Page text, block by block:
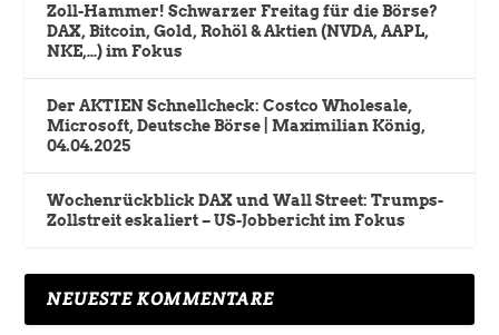
Zoll-Hammer! Schwarzer Freitag für die Börse?
DAX, Bitcoin, Gold, Rohöl & Aktien (NVDA, AAPL,
NKE,…) im Fokus
Der AKTIEN Schnellcheck: Costco Wholesale,
Microsoft, Deutsche Börse | Maximilian König,
04.04.2025
Wochenrückblick DAX und Wall Street: Trumps-
Zollstreit eskaliert – US-Jobbericht im Fokus
NEUESTE KOMMENTARE